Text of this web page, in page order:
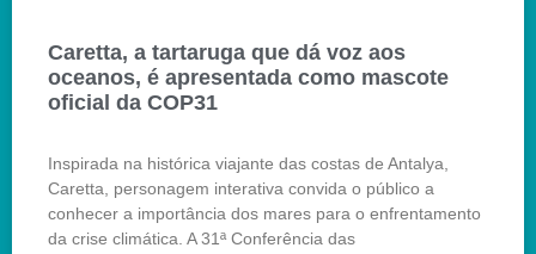
Caretta, a tartaruga que dá voz aos
oceanos, é apresentada como mascote
oficial da COP31
Inspirada na histórica viajante das costas de Antalya,
Caretta, personagem interativa convida o público a
conhecer a importância dos mares para o enfrentamento
da crise climática. A 31ª Conferência das